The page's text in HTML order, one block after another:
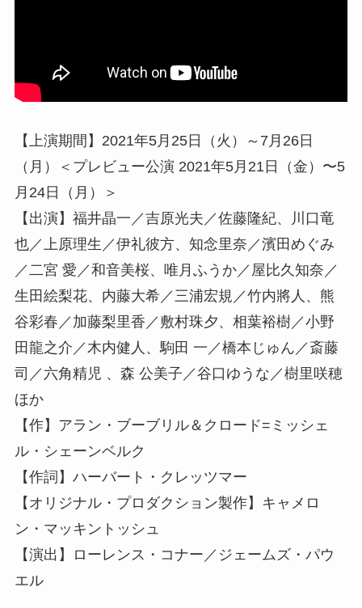
【上演期間】2021年5月25日（火）～7月26日
（月）＜プレビュー公演 2021年5月21日（金）〜5
月24日（月）＞
【出演】福井晶一／吉原光夫／佐藤隆紀、川口竜
也／上原理生／伊礼彼方、知念里奈／濱田めぐみ
／二宮 愛／和音美桜、唯月ふうか／屋比久知奈／
生田絵梨花、内藤大希／三浦宏規／竹内將人、熊
谷彩春／加藤梨里香／敷村珠夕、相葉裕樹／小野
田龍之介／木内健人、駒田 一／橋本じゅん／斎藤
司／六角精児 、森 公美子／谷口ゆうな／樹里咲穂
ほか
【作】アラン・ブーブリル＆クロード=ミッシェ
ル・シェーンベルク
【作詞】ハーバート・クレッツマー
【オリジナル・プロダクション製作】キャメロ
ン・マッキントッシュ
【演出】ローレンス・コナー／ジェームズ・パウ
エル